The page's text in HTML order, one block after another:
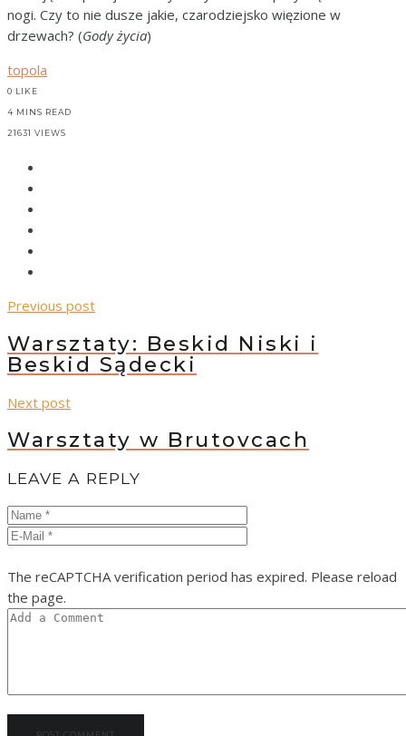
nogi. Czy to nie dusze jakie, czarodziejsko więzione w
drzewach? (Gody życia)
topola
0 LIKE
4 MINS READ
21631 VIEWS
Previous post
Warsztaty: Beskid Niski i
Beskid Sądecki
Next post
Warsztaty w Brutovcach
LEAVE A REPLY
The reCAPTCHA verification period has expired. Please reload
the page.